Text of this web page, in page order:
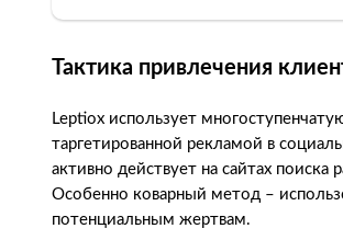
Тактика привлечения
Leptiox использует
таргетированной рекламой в
активно действует на сайтах
Особенно коварный метод –
потенциальным жертвам.